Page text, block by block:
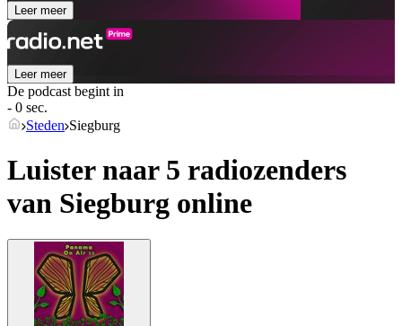
Leer meer
Leer meer
De podcast begint in
- 0 sec.
Steden Siegburg
Luister naar 5 radiozenders
van Siegburg online